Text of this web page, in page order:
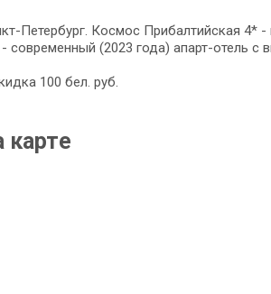
Петербург. Космос Прибалтийская 4*
(2023 года) апарт-отель с
100 бел. руб.
карте